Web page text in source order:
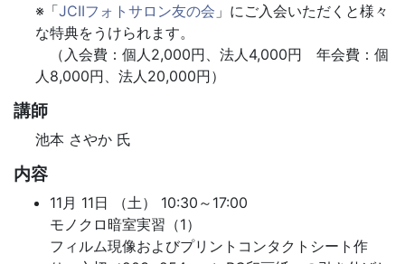
※「JCIIフォトサロン友の会 」にご入会いただくと様々
な特典をうけられます。
（入会費：個人2,000円、法人4,000円 年会費：個
人8,000円、法人20,000円）
講師
池本 さやか 氏
内容
11月 11日 （土） 10:30～17:00
モノクロ暗室実習（1）
フィルム現像およびプリントコンタクトシート作